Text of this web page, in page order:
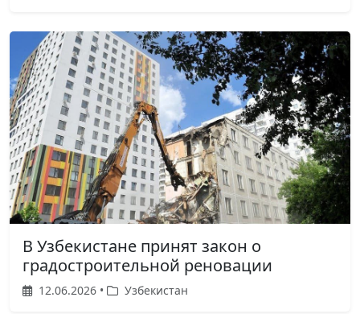
В Узбекистане принят закон о
градостроительной реновации
12.06.2026 • Узбекистан